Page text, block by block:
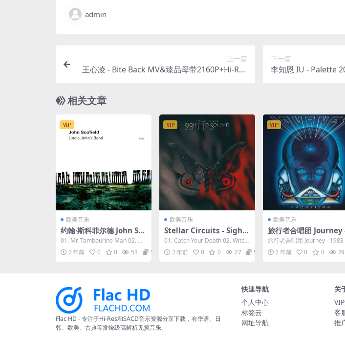
admin
上一篇
王心凌 - Bite Back MV&臻品母带2160P+Hi-Res
下一篇
李知恩 IU - Palette
相关文章
VIP
欧美音乐
约翰·斯科菲尔德 John Sc
ofield - Uncle John's Ba
nd 2023 [24Bit/96kHz]
[Hi-Res Flac 1.69GB]
01. Mr. Tambourine Man 02. Ho
w Deep 03. ...
2 年前 0 0 53 5
VIP
欧美音乐
Stellar Circuits - Sight
To Sound 2023 [24Bit/4
4.1kHz] [Hi-Res Flac 60
8MB]
01. Catch Your Death 02. Witch
House 03....
2 年前 0 0 27 5
VIP
欧美音乐
旅行者合唱团 Journey
983 - Frontiers (2023
emaster) [24bit/
z] [Hi-Res Flac
旅行者合唱团 Journey - 1983
rontiers (2023 ...
2 年前 0 0 79
Flac HD - 专注于Hi-Res和SACD音乐资源分享下载，有华语、日
韩、欧美、古典等发烧级高解析无损音乐。
快速导航
个人中心
标签云
网址导航
关
客
推